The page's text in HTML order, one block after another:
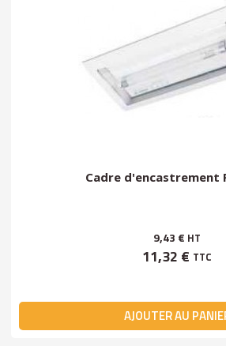
Cadre d'encastrement
9,43 € HT
11,32 € TTC
AJOUTER AU